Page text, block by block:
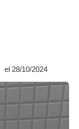
el 28/10/2024